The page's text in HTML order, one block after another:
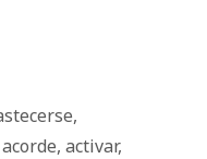
,
acorde, activar,